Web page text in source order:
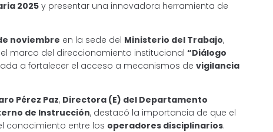
2025 y presentar una innovadora herramienta de
noviembre en la sede del Ministerio del Trabajo,
marco del direccionamiento institucional “Diálogo
a fortalecer el acceso a mecanismos de vigilancia
Pérez Paz, Directora (E) del Departamento
de Instrucción, destacó la importancia de que el
conocimiento entre los operadores disciplinarios.